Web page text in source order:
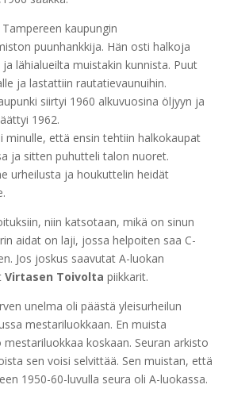
kaupungin
puunhankkija. Hän osti halkoja
lähialueilta muistakin kunnista. Puut
ja lastattiin rautatievaunuihin.
siirtyi 1960 alkuvuosina öljyyn ja
1962.
minulle, että ensin tehtiin halkokaupat
ja sitten puhutteli talon nuoret.
urheilusta ja houkuttelin heidät
niin katsotaan, mikä on sinun
aidat on laji, jossa helpoiten saa C-
Jos joskus saavutat A-luokan
Virtasen Toivolta piikkarit.
unelma oli päästä yleisurheilun
mestariluokkaan. En muista
koskaan. Seuran arkisto
sen voisi selvittää. Sen muistan, että
1950-60-luvulla seura oli A-luokassa.